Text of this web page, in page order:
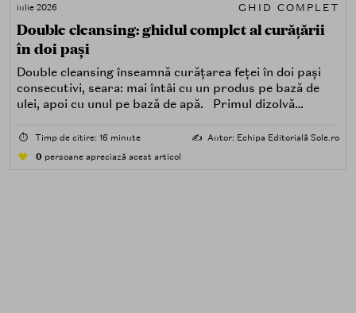
iulie 2026 GHID COMPLET
Double cleansing: ghidul complet al curățării
în doi pași
Double cleansing înseamnă curățarea feței în doi pași
consecutivi, seara: mai întâi cu un produs pe bază de
ulei, apoi cu unul pe bază de apă. Primul dizolvă
poluare. Al doilea îndepărtează impuritățile solubile în
⏱️ Timp de citire: 16 minute ✍️ Autor: Echipa Editorială Sole.ro
0 persoane apreciază acest articol